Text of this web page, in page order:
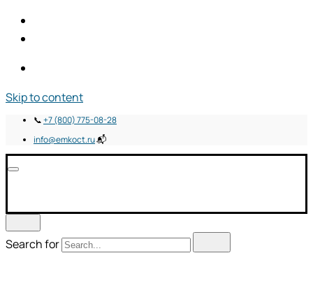
Skip to content
📞+7 (800) 775-08-28
info@emkoct.ru📬
Search for